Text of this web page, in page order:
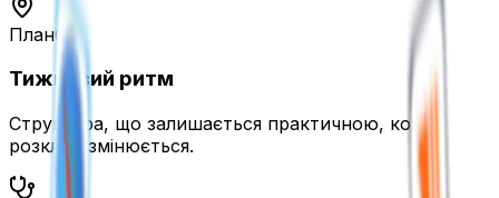
План01
Тижневий ритм
Структура, що залишається практичною, коли
розклад змінюється.